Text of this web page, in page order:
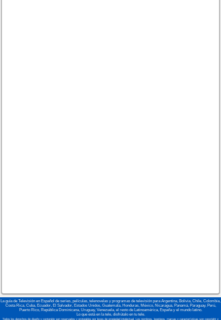
La guía de Televisión en Español de series, películas, telenovelas y programas de televisión para Argentina, Bolivia, Chile, Colombia,
Costa Rica, Cuba, Ecuador, El Salvador, Estados Unidos, Guatemala, Honduras, México, Nicaragua, Panamá, Paraguay, Perú,
Puerto Rico, República Dominicana, Uruguay, Venezuela, el resto de Latinoamérica, España y el mundo latino.
Lo que está en la tele, disfrútalo en tu tele.